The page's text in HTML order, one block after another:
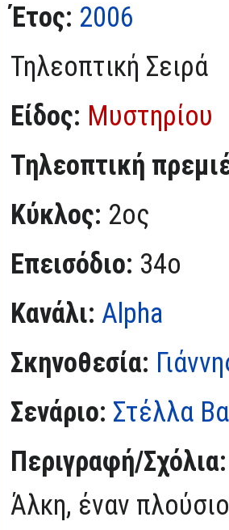
Έτος: 2006
Τηλεοπτική Σειρά
Είδος: Μυστηρίου
Τηλεοπτική
Κύκλος: 2ος
Επεισόδιο: 34ο
Κανάλι: Alpha
Σκηνοθεσία:
Σενάριο: Στέλλα
Περιγραφή/
Άλκη, έναν πλούσιο